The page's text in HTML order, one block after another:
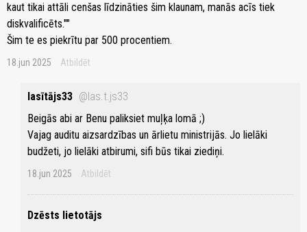
kaut tikai attāli cenšas līdzināties šim klaunam, manās acīs tiek
diskvalificēts.""
Šim te es piekrītu par 500 procentiem.
18.jun 2025 Atbildēt
lasītājs33 @las.t.js33
Beigās abi ar Benu paliksiet muļķa lomā ;)
Vajag auditu aizsardzības un ārlietu ministrijās. Jo lielāki
budžeti, jo lielāki atbirumi, sifi būs tikai ziediņi.
18.jun 2025 Atbildēt
Dzēsts lietotājs